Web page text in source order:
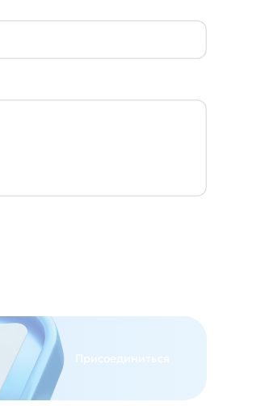
Присоединиться